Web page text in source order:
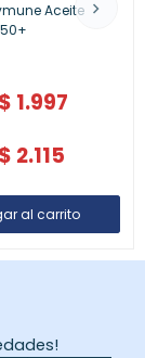
Aceite
$ 1.997
$ 2.115